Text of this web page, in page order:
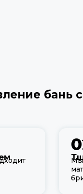
бань
Мы